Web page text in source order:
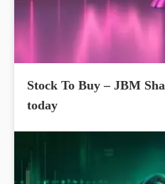
Stock To Buy – JBM
today